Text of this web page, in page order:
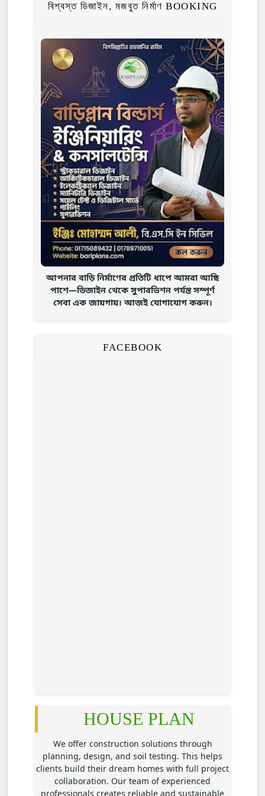
বিশ্বস্ত ডিজাইন, মজবুত নির্মাণ BOOKING
আপনার বাড়ি নির্মাণের প্রতিটি ধাপে আমরা আছি
পাশে—ডিজাইন থেকে সুপারভিশন পর্যন্ত সম্পূর্ণ
সেবা এক জায়গায়। আজই যোগাযোগ করুন।
FACEBOOK
HOUSE PLAN
We offer construction solutions through
planning, design, and soil testing. This helps
clients build their dream homes with full project
collaboration. Our team of experienced
professionals creates reliable and sustainable